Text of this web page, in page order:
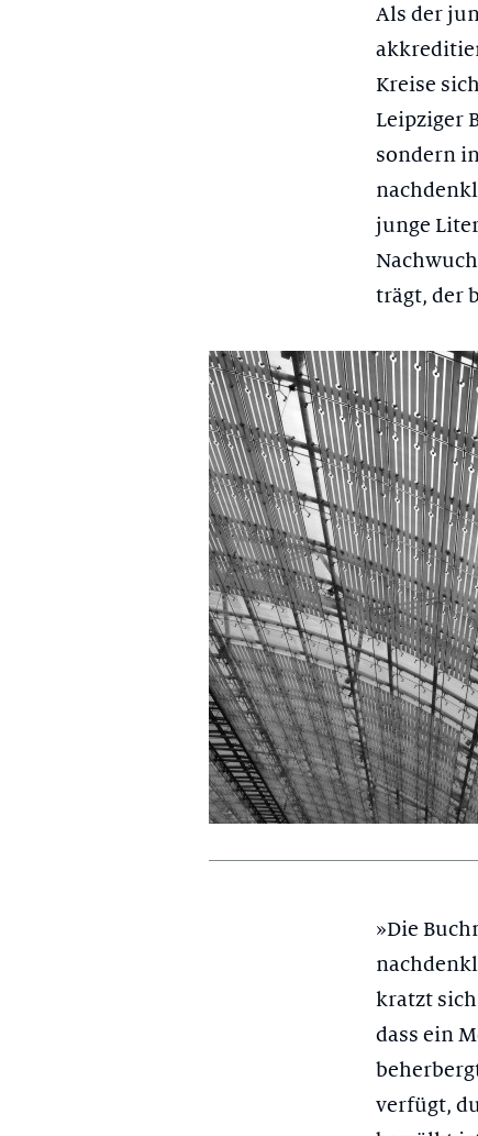
Als der
Kreise
Leipziger
sondern
junge
trägt, der
»Die
kratzt
dass ein
verfügt,